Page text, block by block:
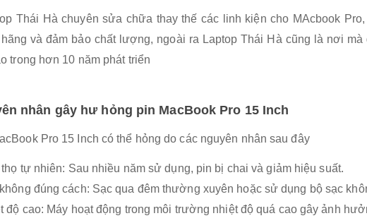
Thái Hà chuyên sửa chữa thay thế các linh kiện cho MAcbook
và đảm bảo chất lượng, ngoài ra Laptop Thái Hà cũng là nơi
trong hơn 10 năm phát triển
nhân gây hư hỏng pin MacBook Pro 15 Inch
Pro 15 Inch có thể hỏng do các nguyên nhân sau đây
tự nhiên: Sau nhiều năm sử dụng, pin bị chai và giảm hiệu suất.
đúng cách: Sạc qua đêm thường xuyên hoặc sử dụng bộ sạc
độ cao: Máy hoạt động trong môi trường nhiệt độ quá cao gây ảnh